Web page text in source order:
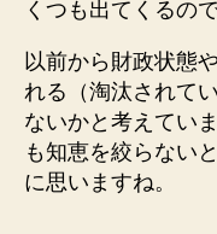
くつも出てくるの
以前から財政状態
れる（淘汰されて
ないかと考えてい
も知恵を絞らない
に思いますね。